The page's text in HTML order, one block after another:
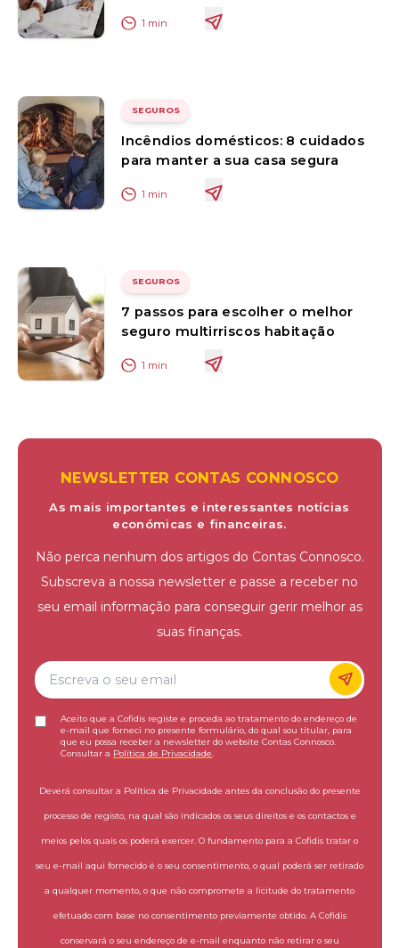
1 min
SEGUROS
Incêndios domésticos: 8 cuidados
para manter a sua casa segura
1 min
SEGUROS
7 passos para escolher o melhor
seguro multirriscos habitação
1 min
NEWSLETTER CONTAS CONNOSCO
As mais importantes e interessantes notícias
económicas e financeiras.
Não perca nenhum dos artigos do Contas Connosco.
Subscreva a nossa newsletter e passe a receber no
seu email informação para conseguir gerir melhor as
suas finanças.
Aceito que a Cofidis registe e proceda ao tratamento do endereço de
e-mail que forneci no presente formulário, do qual sou titular, para
que eu possa receber a newsletter do website Contas Connosco.
Consultar a Política de Privacidade
Deverá consultar a Política de Privacidade antes da conclusão do presente
processo de registo, na qual são indicados os seus direitos e os contactos e
meios pelos quais os poderá exercer. O fundamento para a Cofidis tratar o
seu e-mail aqui fornecido é o seu consentimento, o qual poderá ser retirado
a qualquer momento, o que não compromete a licitude do tratamento
efetuado com base no consentimento previamente obtido. A Cofidis
conservará o seu endereço de e-mail enquanto não retirar o seu